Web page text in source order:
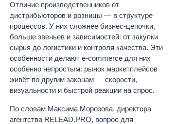
Отличие производственников от
дистрибьюторов и розницы — в структуре
процессов. У них сложнее бизнес-цепочки,
больше звеньев и зависимостей: от закупки
сырья до логистики и контроля качества. Эти
особенности делают e-commerce для них
особенно непростым: рынок маркетплейсов
живёт по другим законам — скорости,
визуальности и быстрой реакции на спрос.
По словам Максима Морозова, директора
агентства RELEAD.PRO, вопрос для